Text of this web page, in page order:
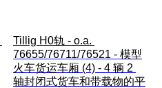
Tillig H0轨 - o.a.
76655/76711/76521 - 模型
火车货运车厢 (4) - 4 辆 2
轴封闭式货车和带载物的平